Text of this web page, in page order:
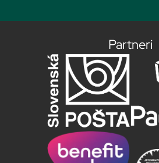
Partneri